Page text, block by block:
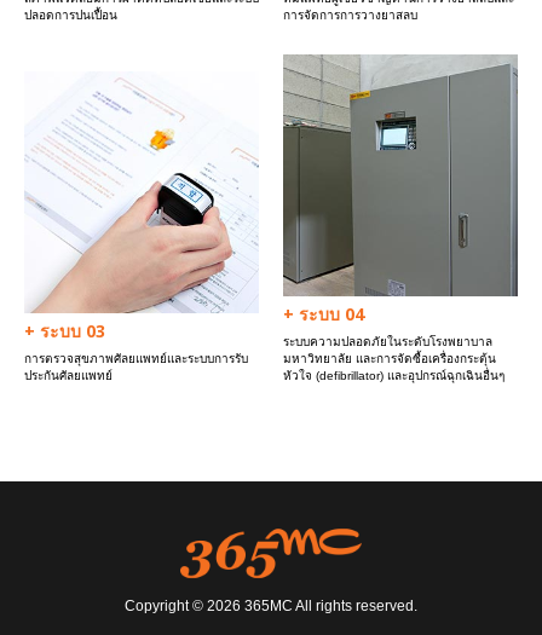
ปลอดการปนเปื้อน
การจัดการการวางยาสลบ
+ ระบบ 03
การตรวจสุขภาพศัลยแพทย์และระบบการรับ
ประกันศัลยแพทย์
+ ระบบ 04
ระบบความปลอดภัยในระดับโรงพยาบาล
มหาวิทยาลัย และการจัดซื้อเครื่องกระตุ้น
หัวใจ (defibrillator) และอุปกรณ์ฉุกเฉินอื่นๆ
Copyright © 2026 365MC All rights reserved.